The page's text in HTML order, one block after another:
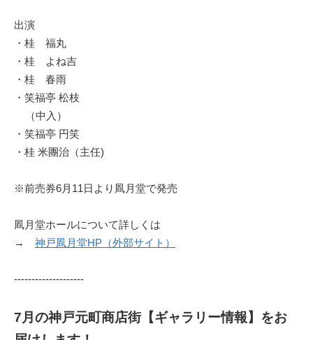
出演
・桂 福丸
・桂 よね吉
・桂 春雨
・笑福亭 松枝
（中入）
・笑福亭 円笑
・桂 米團治（主任)
※前売券6月11日より凮月堂で発売
凮月堂ホールについて詳しくは
→ 神戸凮月堂HP（外部サイト）
--------------------
7月の神戸元町商店街【ギャラリー情報】をお